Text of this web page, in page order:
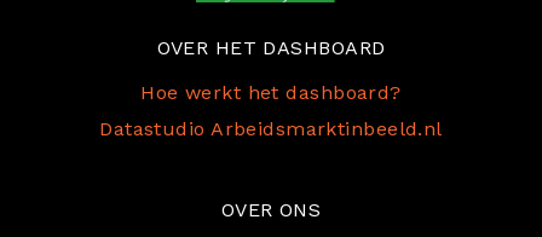
OVER HET DASHBOARD
Hoe werkt het dashboard?
Datastudio Arbeidsmarktinbeeld.nl
OVER ONS